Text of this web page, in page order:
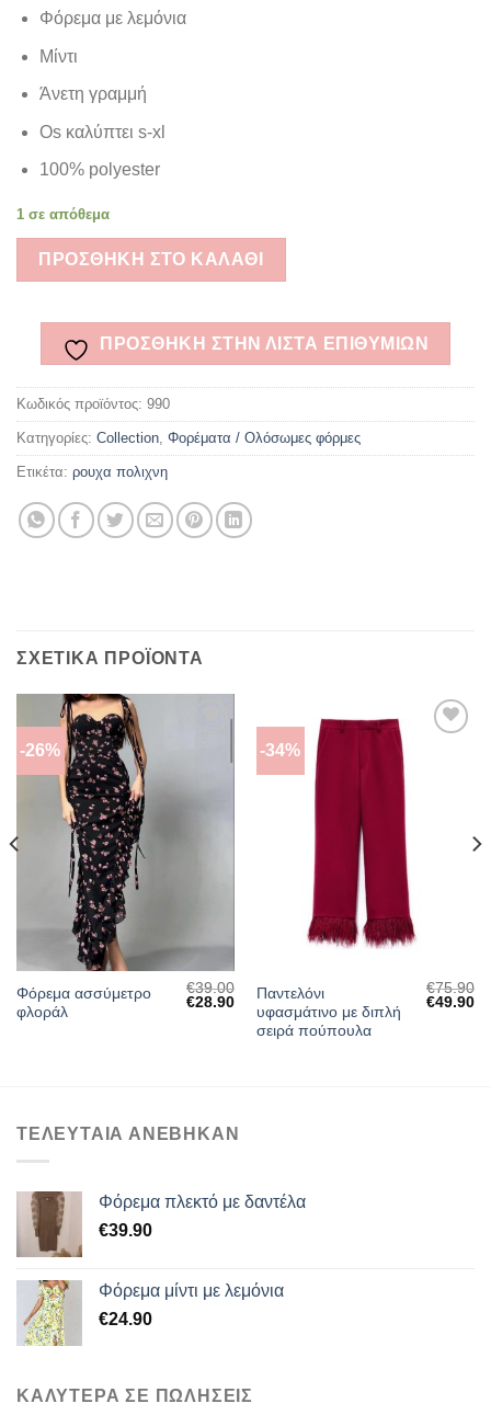
Φόρεμα με λεμόνια
Μίντι
Άνετη γραμμή
Os καλύπτει s-xl
100% polyester
1 σε απόθεμα
ΠΡΟΣΘΉΚΗ ΣΤΟ ΚΑΛΆΘΙ
ΠΡΌΣΘΉΚΗ ΣΤΗΝ ΛΊΣΤΑ ΕΠΙΘΥΜΙΏΝ
Κωδικός προϊόντος: 990
Κατηγορίες: Collection Φορέματα / Ολόσωμες φόρμες
Ετικέτα: ρουχα πολιχνη
ΣΧΕΤΙΚΆ ΠΡΟΪΌΝΤΑ
-26%
ΠΡΌΣΘΉΚΗ
ΕΠΙΘΥΜΙΏΝ
Φόρεμα ασσύμετρο
φλοράλ
€39.00
Original
€28.90Η
τρέχουσα
τιμή
-34%
ΠΡΌΣΘΉΚΗ
ΛΊΣΤΑ
ΕΠΙΘΥΜΙΏΝ
Παντελόνι
υφασμάτινο με διπλή
σειρά πούπουλα
€75.90
Original
€49.90Η
ΤΕΛΕΥΤΑΙΑ ΑΝΕΒΗΚΑΝ
Φόρεμα πλεκτό με δαντέλα
€39.90
Φόρεμα μίντι με λεμόνια
€24.90
ΚΑΛΥΤΕΡΑ ΣΕ ΠΩΛΗΣΕΙΣ